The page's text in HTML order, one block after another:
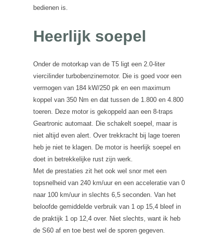
bedienen is.
Heerlijk soepel
Onder de motorkap van de T5 ligt een 2.0-liter
viercilinder turbobenzinemotor. Die is goed voor een
vermogen van 184 kW/250 pk en een maximum
koppel van 350 Nm en dat tussen de 1.800 en 4.800
toeren. Deze motor is gekoppeld aan een 8-traps
Geartronic automaat. Die schakelt soepel, maar is
niet altijd even alert. Over trekkracht bij lage toeren
heb je niet te klagen. De motor is heerlijk soepel en
doet in betrekkelijke rust zijn werk.
Met de prestaties zit het ook wel snor met een
topsnelheid van 240 km/uur en een acceleratie van 0
naar 100 km/uur in slechts 6,5 seconden. Van het
beloofde gemiddelde verbruik van 1 op 15,4 bleef in
de praktijk 1 op 12,4 over. Niet slechts, want ik heb
de S60 af en toe best wel de sporen gegeven.